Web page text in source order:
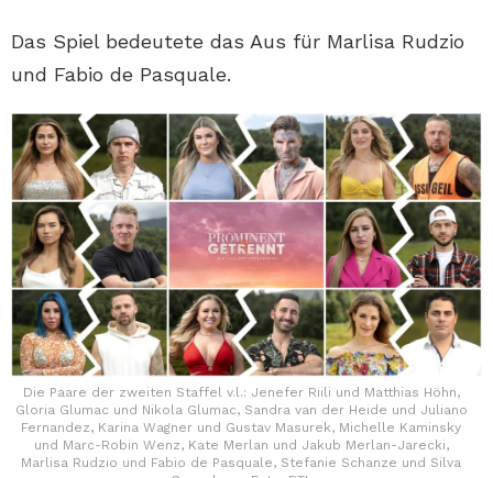
Das Spiel bedeutete das Aus für Marlisa Rudzio
und Fabio de Pasquale.
Die Paare der zweiten Staffel v.l.: Jenefer Riili und Matthias Höhn,
Gloria Glumac und Nikola Glumac, Sandra van der Heide und Juliano
Fernandez, Karina Wagner und Gustav Masurek, Michelle Kaminsky
und Marc-Robin Wenz, Kate Merlan und Jakub Merlan-Jarecki,
Marlisa Rudzio und Fabio de Pasquale, Stefanie Schanze und Silva